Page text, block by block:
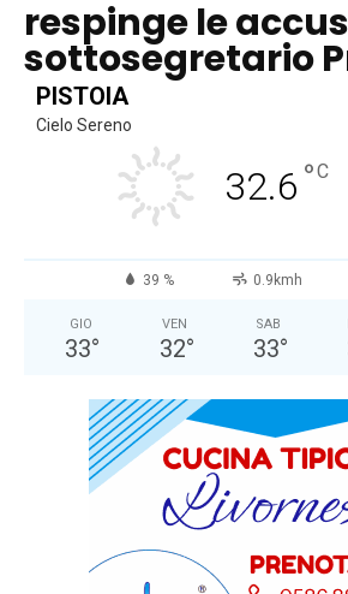
respinge le
sottosegretario
PISTOIA
Cielo Sereno
32.6 °C
39 % 0.9kmh
GIO
33°
VEN
32°
SAB
33°